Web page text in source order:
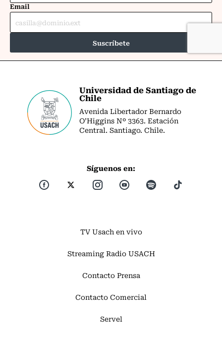
Universidad de Santiago de
Chile
Avenida Libertador Bernardo
O’Higgins Nº 3363. Estación
Central. Santiago. Chile.
Síguenos en:
TV Usach en vivo
Streaming Radio USACH
Contacto Prensa
Contacto Comercial
Servel